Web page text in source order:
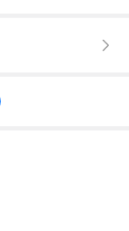
al zorro
hermana
el Monte Pico